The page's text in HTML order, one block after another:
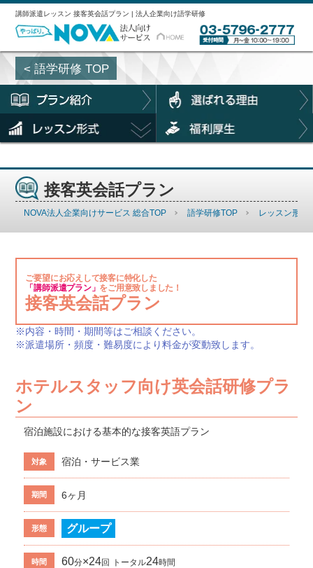
講師派遣レッスン 接客英会話プラン | 法人企業向け語学研修
< 語学研修 TOP
接客英会話プラン
NOVA法人企業向けサービス 総合TOP 語学研修TOP レッスン形式
ご要望にお応えして接客に特化した
「講師派遣プラン」 をご用意致しました！
接客英会話プラン
※内容・時間・期間等はご相談ください。
※派遣場所・頻度・難易度により料金が変動致します。
ホテルスタッフ向け英会話研修プラ
ン
宿泊施設における基本的な接客英語プラン
対象 宿泊・サービス業
期間 6ヶ月
形態 グループ
時間 60分×24回 トータル24時間